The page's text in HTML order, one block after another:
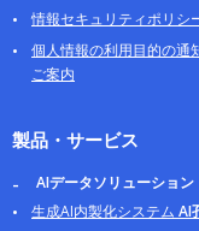
情報セキュリティポリシ
個人情報の利用目的の通
ご案内
製品・サービス
AIデータソリューション
生成AI内製化システム AI